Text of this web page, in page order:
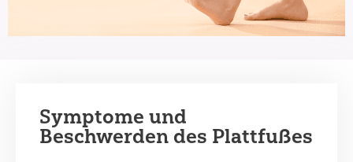
Symptome und
Beschwerden des Plattfußes